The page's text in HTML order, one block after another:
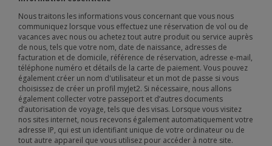
Nous traitons les informations vous concernant que vous nous
communiquez lorsque vous effectuez une réservation de vol ou de
vacances avec nous ou achetez tout autre produit ou service auprès
de nous, tels que votre nom, date de naissance, adresses de
facturation et de domicile, référence de réservation, adresse e-mail,
téléphone numéro et détails de la carte de paiement. Vous pouvez
également créer un nom d'utilisateur et un mot de passe si vous
choisissez de créer un profil myJet2. Si nécessaire, nous allons
également collecter votre passeport et d’autres documents
d’autorisation de voyage, tels que des visas. Lorsque vous visitez
nos sites internet, nous recevons également automatiquement votre
adresse IP, qui est un identifiant unique de votre ordinateur ou de
tout autre appareil que vous utilisez pour accéder à notre site.